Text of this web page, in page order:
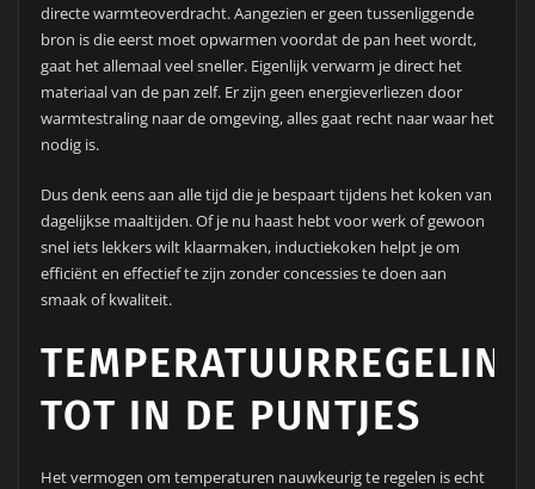
directe warmteoverdracht. Aangezien er geen tussenliggende
bron is die eerst moet opwarmen voordat de pan heet wordt,
gaat het allemaal veel sneller. Eigenlijk verwarm je direct het
materiaal van de pan zelf. Er zijn geen energieverliezen door
warmtestraling naar de omgeving, alles gaat recht naar waar het
nodig is.
Dus denk eens aan alle tijd die je bespaart tijdens het koken van
dagelijkse maaltijden. Of je nu haast hebt voor werk of gewoon
snel iets lekkers wilt klaarmaken, inductiekoken helpt je om
efficiënt en effectief te zijn zonder concessies te doen aan
smaak of kwaliteit.
TEMPERATUURREGELING
TOT IN DE PUNTJES
Het vermogen om temperaturen nauwkeurig te regelen is echt